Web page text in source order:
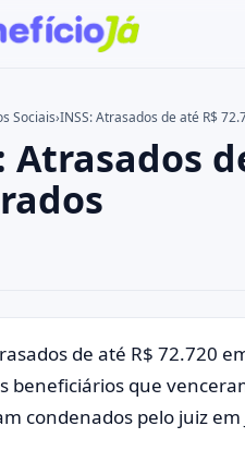
site
para buscar ou ESC para
Sociais›INSS: Atrasados de até R$
Atrasados
de até R$ 72.720
beneficiários que
condenados pelo juiz